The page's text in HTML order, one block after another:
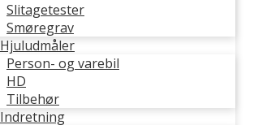
Slitagetester
Smøregrav
Hjuludmåler
Person- og varebil
HD
Tilbehør
Indretning